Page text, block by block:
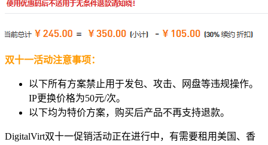
双十一活动注意事项：
以下所有方案禁止用于发包、攻击、网盘等违规操作。
IP更换价格为50元/次。
以下均为特价方案，购买后产品不再支持退款。
DigitalVirt双十一促销活动正在进行中，有需要租用美国、香